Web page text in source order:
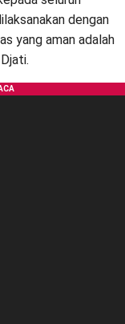
dengan
yang aman adalah